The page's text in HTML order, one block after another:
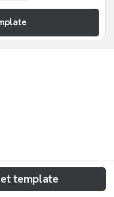
is een essentieel
met 78
template